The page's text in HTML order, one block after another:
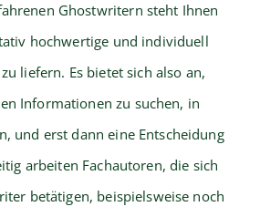
Ghostwritern steht Ihnen
hochwertige und individuell
liefern. Es bietet sich also an,
Informationen zu suchen, in
und erst dann eine Entscheidung
arbeiten Fachautoren, die sich
betätigen, beispielsweise noch